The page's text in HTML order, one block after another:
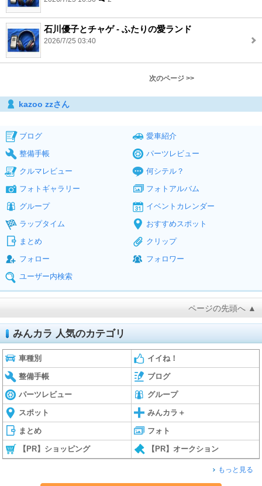
石川優子とチャゲ - ふたりの愛ランド
2026/7/25 03:40
次のページ >>
kazoo zzさん
ブログ
愛車紹介
整備手帳
パーツレビュー
クルマレビュー
何シテル？
フォトギャラリー
フォトアルバム
グループ
イベントカレンダー
ラップタイム
おすすめスポット
まとめ
クリップ
フォロー
フォロワー
ユーザー内検索
ページの先頭へ ▲
みんカラ 人気のカテゴリ
車種別 イイね！
整備手帳 ブログ
パーツレビュー グループ
スポット みんカラ＋
まとめ フォト
【PR】ショッピング 【PR】オークション
もっと見る